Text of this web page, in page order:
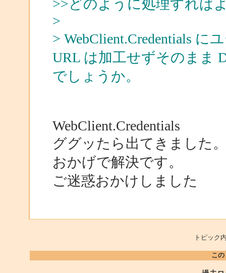
>>どのように処理すれば
>
> WebClient.Credentials
URL は加工せずそのまま
でしょうか。
WebClient.Credentials
ググッたら出てきました
おかげで解決です。
ご迷惑おかけしました
トピッ
こ